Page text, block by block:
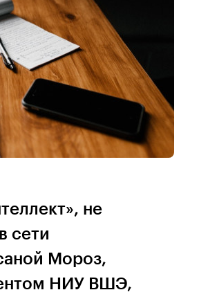
не
сети
Мороз,
НИУ ВШЭ,